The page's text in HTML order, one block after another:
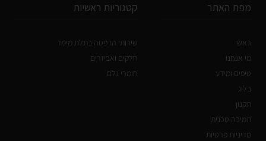
מפת האתר
ראשי
מי אנחנו
טיפים ומידע
בלוג
תקנון
תמיכה טכנית
מדיניות פרטיות
קטגוריות ראשיות
שירותי הדפסה בתלת מימד
חלקים ואביזרים
חומרי גלם